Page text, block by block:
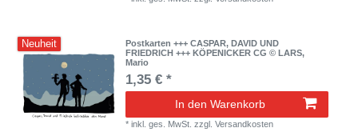
Neuheit
Postkarten +++ CASPAR, DAVID UND
FRIEDRICH +++ KÖPENICKER CG © LARS,
Mario
1,35 € *
In den Warenkorb
*inkl. ges. MwSt. zzgl.Versandkosten